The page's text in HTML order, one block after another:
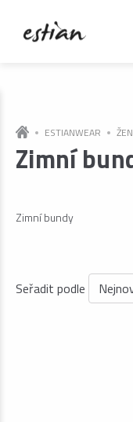
ESTIANWEAR
Zimní
Zimní bundy
Seřadit podle